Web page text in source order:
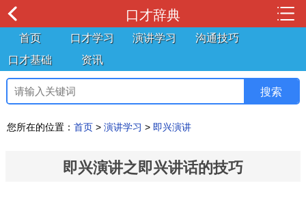
口才辞典
首页 口才学习 演讲学习
沟通技巧
口才基础
资讯
您所在的位置： 首页 > 演讲学习 > 即兴演讲
即兴演讲之即兴讲话的技巧